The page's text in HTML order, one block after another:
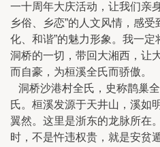
一十周年大庆活动，让我们亲
乡俗、乡恋”的人文风情，感受
化、和谐”的魅力形象。我一
洞桥的一切，带回大湘西，让
而自豪，为桓溪全氏而骄傲。
洞桥沙港村全氏，史称鹊巢
氏。桓溪发源于天井山，溪如
翼然。这里是浙东的龙脉所在
时，不是忤违权贵，就是安贫